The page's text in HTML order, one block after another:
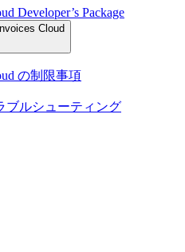
Developer’s Package
Cloud
の制限事項
ブルシューティング